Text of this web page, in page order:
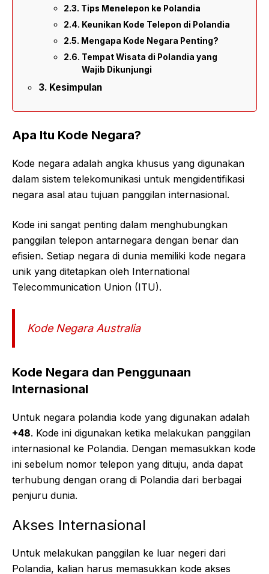
Tips Menelepon ke Polandia
Keunikan Kode Telepon di Polandia
Mengapa Kode Negara Penting?
Tempat Wisata di Polandia yang
Wajib Dikunjungi
Kesimpulan
Apa Itu Kode Negara?
Kode negara adalah angka khusus yang digunakan
dalam sistem telekomunikasi untuk mengidentifikasi
negara asal atau tujuan panggilan internasional.
Kode ini sangat penting dalam menghubungkan
panggilan telepon antarnegara dengan benar dan
efisien. Setiap negara di dunia memiliki kode negara
unik yang ditetapkan oleh International
Telecommunication Union (ITU).
Kode Negara Australia
Kode Negara dan Penggunaan
Internasional
Untuk negara polandia kode yang digunakan adalah
+48. Kode ini digunakan ketika melakukan panggilan
internasional ke Polandia. Dengan memasukkan kode
ini sebelum nomor telepon yang dituju, anda dapat
terhubung dengan orang di Polandia dari berbagai
penjuru dunia.
Akses Internasional
Untuk melakukan panggilan ke luar negeri dari
Polandia, kalian harus memasukkan kode akses